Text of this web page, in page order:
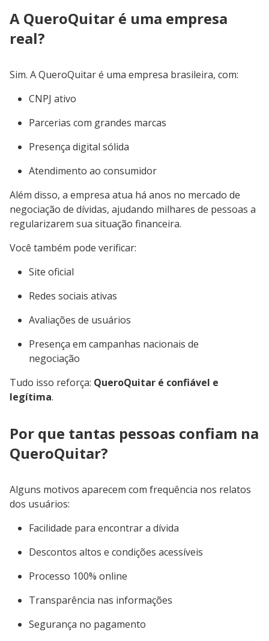
A QueroQuitar é uma empresa
real?
Sim. A QueroQuitar é uma empresa brasileira, com:
CNPJ ativo
Parcerias com grandes marcas
Presença digital sólida
Atendimento ao consumidor
Além disso, a empresa atua há anos no mercado de
negociação de dívidas, ajudando milhares de pessoas a
regularizarem sua situação financeira.
Você também pode verificar:
Site oficial
Redes sociais ativas
Avaliações de usuários
Presença em campanhas nacionais de
negociação
Tudo isso reforça: QueroQuitar é confiável e
legítima.
Por que tantas pessoas confiam na
QueroQuitar?
Alguns motivos aparecem com frequência nos relatos
dos usuários:
Facilidade para encontrar a dívida
Descontos altos e condições acessíveis
Processo 100% online
Transparência nas informações
Segurança no pagamento